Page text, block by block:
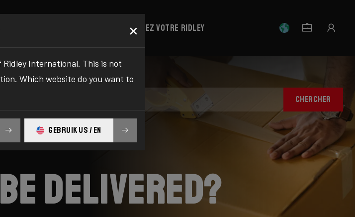
Enregistrez votre Ridley
CHERCHER
delivered?
×
Ridley International. This is not
Which website do you want to
GEBRUIK US / EN